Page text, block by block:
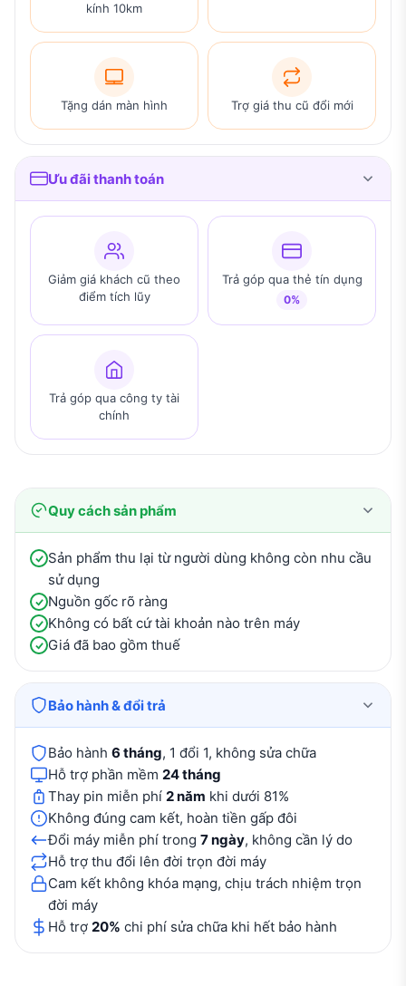
kính 10km
Tặng dán màn hình Trợ giá thu cũ đổi mới
Ưu đãi thanh toán
Giảm giá khách cũ theo
điểm tích lũy
Trả góp qua thẻ tín dụng
0%
Trả góp qua công ty tài
chính
Quy cách sản phẩm
Sản phẩm thu lại từ người dùng không còn nhu cầu
sử dụng
Nguồn gốc rõ ràng
Không có bất cứ tài khoản nào trên máy
Giá đã bao gồm thuế
Bảo hành & đổi trả
Bảo hành 6 tháng, 1 đổi 1, không sửa chữa
Hỗ trợ phần mềm 24 tháng
Thay pin miễn phí 2 năm khi dưới 81%
Không đúng cam kết, hoàn tiền gấp đôi
Đổi máy miễn phí trong 7 ngày, không cần lý do
Hỗ trợ thu đổi lên đời trọn đời máy
Cam kết không khóa mạng, chịu trách nhiệm trọn
đời máy
Hỗ trợ 20% chi phí sửa chữa khi hết bảo hành